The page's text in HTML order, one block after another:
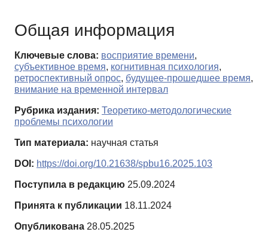
Общая информация
Ключевые слова: восприятие времени,
субъективное время, когнитивная психология,
ретроспективный опрос, будущее-прошедшее время,
внимание на временной интервал
Рубрика издания: Теоретико-методологические
проблемы психологии
Тип материала: научная статья
DOI: https://doi.org/10.21638/spbu16.2025.103
Поступила в редакцию 25.09.2024
Принята к публикации 18.11.2024
Опубликована 28.05.2025